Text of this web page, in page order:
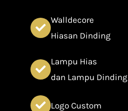
Walldecore
Hiasan Dinding
Lampu Hias
dan Lampu Dinding
Logo Custom